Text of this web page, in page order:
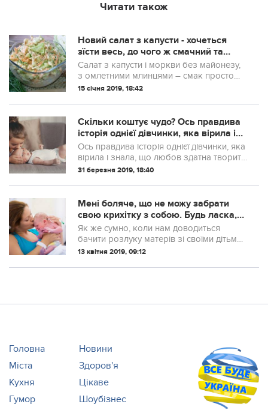
Читати також
Новий салат з капусти - хочеться
зїсти весь, до чого ж смачний та
ніжний! Мінімум продуктів, а смак -
приголомшливий!
Салат з капусти і моркви без майонезу,
з омлетними млинцями – смак просто
неймовірний!
15 січня 2019, 18:42
Скiльки коштує чудо? Оcь правдива
історія однієї дівчинки, яка вірила і
знала, що любов здатна творити
дива
Ось правдива історія однієї дівчинки, яка
вірила і знала, що любов здатна творити
дива. Її братикові загpожувала cмeрть
зробили все, щоб його врятуват...
31 березня 2019, 18:40
Мені боляче, що не можу забрати
свою крихітку з собою. Будь ласка,
ніколи не кажіть їй про мене, не
потрібно, щоб вона мене шукала!
Сльози котилися по її щоках, в цих
Як же сумно, коли нам доводиться
бачити розлуку матерів зі своїми дітьми,
особливо, коли ця зустріч – остання в
жінкою, яка дуже хотіла діточо...
13 квітня 2019, 09:12
Головна
Новини
Міста
Здоров'я
Кухня
Цікаве
Гумор
Шоубізнес